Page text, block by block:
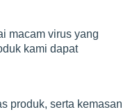
macam virus yang
kami dapat
produk, serta kemasan